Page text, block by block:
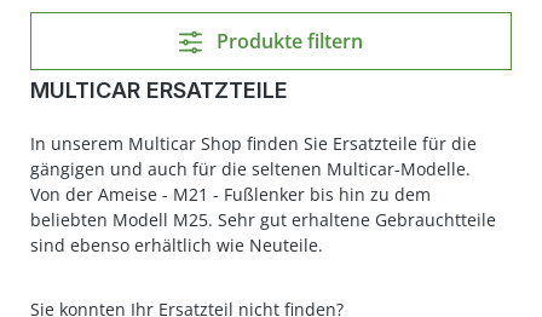
Produkte filtern
MULTICAR ERSATZTEILE
In unserem Multicar Shop finden Sie Ersatzteile für die
gängigen und auch für die seltenen Multicar-Modelle.
Von der Ameise - M21 - Fußlenker bis hin zu dem
beliebten Modell M25. Sehr gut erhaltene Gebrauchtteile
sind ebenso erhältlich wie Neuteile.
Sie konnten Ihr Ersatzteil nicht finden?